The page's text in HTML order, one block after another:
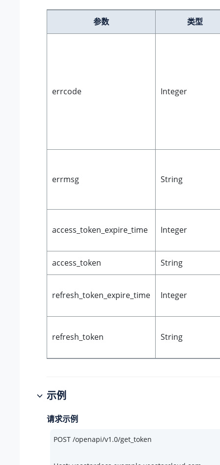
参数 类型
errcode Integer
errmsg String
access_token_expire_time Integer
access_token String
refresh_token_expire_time Integer
refresh_token String
示例
请求示例
POST /openapi/v1.0